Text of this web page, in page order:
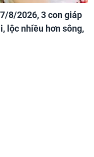
8/2026, 3 con giáp
lộc nhiều hơn sông,